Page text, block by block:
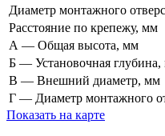
Диаметр монтажного
Расстояние по крепежу, мм
А — Общая высота, мм
Б — Установочная
В — Внешний диаметр, мм
Г — Диаметр монтажного
Показать на карте